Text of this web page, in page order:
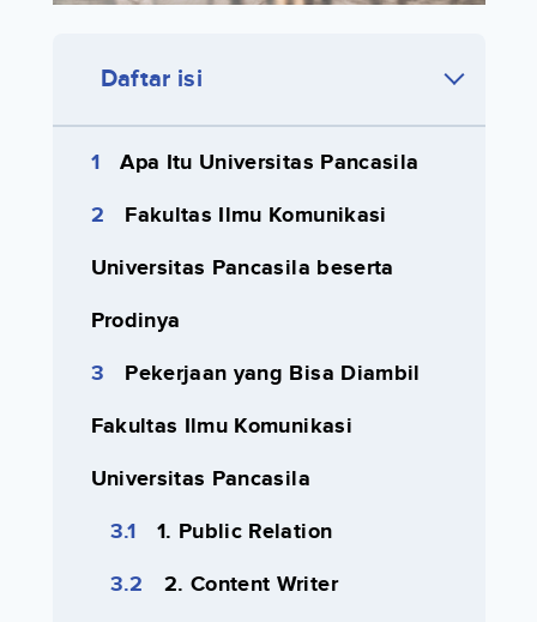
Daftar isi
Apa Itu Universitas Pancasila
Fakultas Ilmu Komunikasi
Universitas Pancasila beserta
Prodinya
Pekerjaan yang Bisa Diambil
Fakultas Ilmu Komunikasi
Universitas Pancasila
1. Public Relation
2. Content Writer